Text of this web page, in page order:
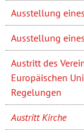
Ausstellung
Ausstellung
Austritt des
Europäischen
Regelungen
Austritt Kirche